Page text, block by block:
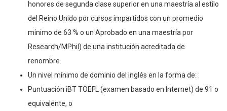
honores de segunda clase superior en una maestría al estilo
del Reino Unido por cursos impartidos con un promedio
mínimo de 63 % o un Aprobado en una maestría por
Research/MPhil) de una institución acreditada de
renombre.
Un nivel mínimo de dominio del inglés en la forma de:
Puntuación iBT TOEFL (examen basado en Internet) de 91 o
equivalente, o